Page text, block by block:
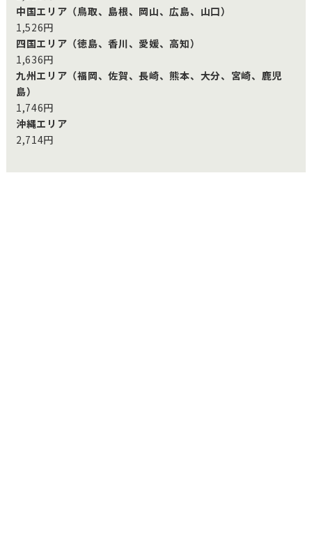
中国エリア（鳥取、島根、岡山、広島、山口）
1,526円
四国エリア（徳島、香川、愛媛、高知）
1,636円
九州エリア（福岡、佐賀、長崎、熊本、大分、宮崎、鹿児
島）
1,746円
沖縄エリア
2,714円